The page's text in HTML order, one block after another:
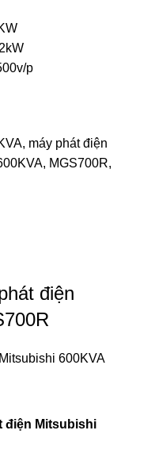
p
, máy phát điện
, MGS700R,
điện
điện Mitsubishi